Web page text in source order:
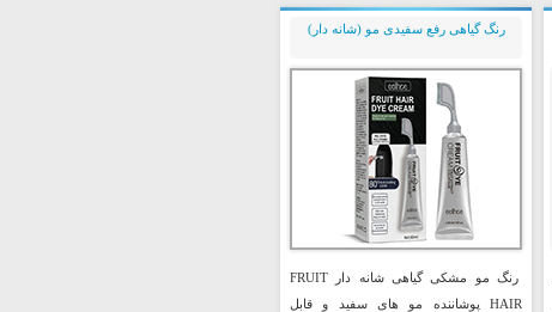
محصول به‌ویژه برای رفع تیرگی در نواحی
حساس بدن مانند کشاله ران، زانو و آرنج
توصیه می‌شود.
رنگ گیاهی رفع سفیدی مو (شانه دار)
رنگ مو مشکی گیاهی شانه دار FRUIT
HAIR پوشاننده مو های سفید و قابل